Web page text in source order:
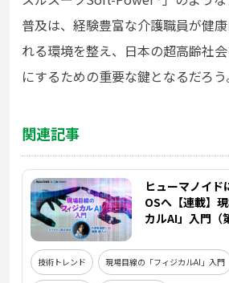
普及は、経験豊富な介護職員が健
れる環境を整え、日本の超高齢社
にするための重要な鍵となるだろう
関連記事
ヒューマノイド
OSへ【連載】
カルAI」入門（
技術トレンド 現場目線の「フィジカルAI」入門